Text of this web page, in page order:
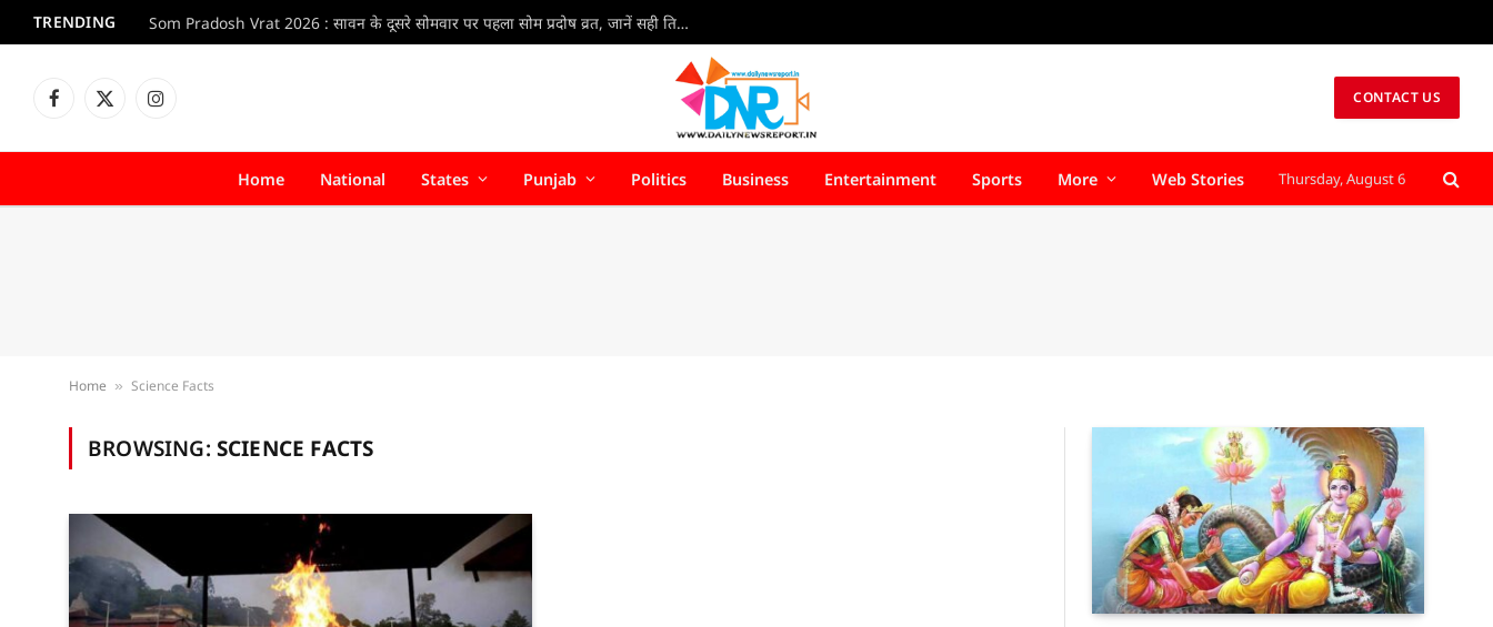
TRENDING Som Pradosh Vrat 2026 : सावन के दूसरे सोमवार पर पहला सोम प्रदोष व्रत, जानें सही तिथि, शुभ मुहूर्त और पूजा का महत्व
Facebook
X
Instagram CONTACT US
Home National States Punjab Politics Business Entertainment Sports More Web Stories Thursday, August 6
Home » Science Facts
BROWSING: SCIENCE FACTS